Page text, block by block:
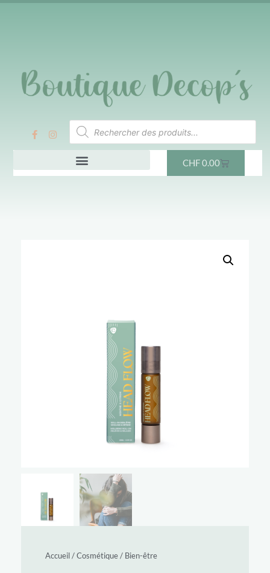
CHF0.00
Accueil/Cosmétique/ Bien-être